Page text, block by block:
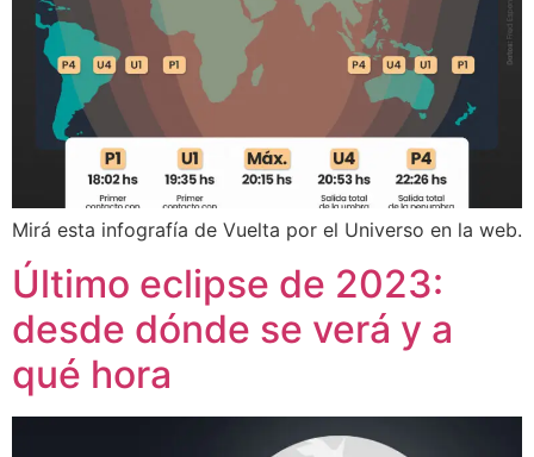
Mirá esta infografía de Vuelta por el Universo en la web.
Último eclipse de 2023:
desde dónde se verá y a
qué hora